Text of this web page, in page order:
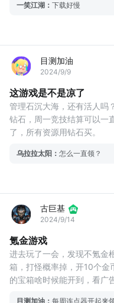
一笑江湖 ： 下载好慢
目测加油
2024/9/9
这游戏是不是凉了
管理石沉大海，还有活人吗
钻石，周一竞技结算可以一
了，所有资源用钻石买。
乌拉拉太阳 ： 怎么一直领？
古巨基
2024/9/14
氪金游戏
进去玩了一会，发现不氪金
箱，打怪概率掉，开10个金
的宝箱啥时候能开到，看广
目测加油 ： 每周连点器开起来